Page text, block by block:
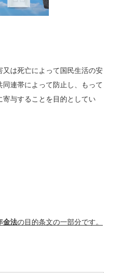
は死亡によって国民生活の安
連帯によって防止し、もって
与することを目的としてい
金法の目的条文の一部分です。